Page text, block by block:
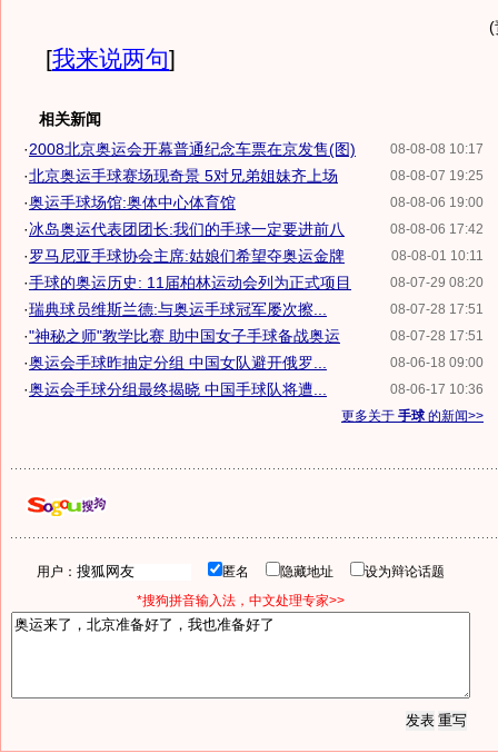
(
[我来说两句]
相关新闻
08-08-08 10:17
·2008北京奥运会开幕普通纪念车票在京发售(图)
08-08-07 19:25
·北京奥运手球赛场现奇景 5对兄弟姐妹齐上场
08-08-06 19:00
·奥运手球场馆:奥体中心体育馆
08-08-06 17:42
·冰岛奥运代表团团长:我们的手球一定要进前八
08-08-01 10:11
·罗马尼亚手球协会主席:姑娘们希望夺奥运金牌
08-07-29 08:20
·手球的奥运历史: 11届柏林运动会列为正式项目
08-07-28 17:51
·瑞典球员维斯兰德:与奥运手球冠军屡次擦...
08-07-28 17:51
·"神秘之师"教学比赛 助中国女子手球备战奥运
08-06-18 09:00
·奥运会手球昨抽定分组 中国女队避开俄罗...
08-06-17 10:36
·奥运会手球分组最终揭晓 中国手球队将遭...
更多关于 手球的新闻>>
用户： 匿名 隐藏地址
设为辩论话题
*搜狗拼音输入法，中文处理专家>>